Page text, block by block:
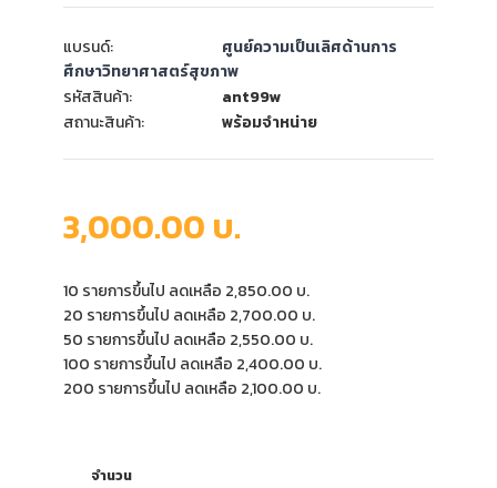
แบรนด์:
ศูนย์ความเป็นเลิศด้านการ
ศึกษาวิทยาศาสตร์สุขภาพ
รหัสสินค้า:
ant99w
สถานะสินค้า:
พร้อมจำหน่าย
3,000.00 บ.
10 รายการขึ้นไป ลดเหลือ 2,850.00 บ.
20 รายการขึ้นไป ลดเหลือ 2,700.00 บ.
50 รายการขึ้นไป ลดเหลือ 2,550.00 บ.
100 รายการขึ้นไป ลดเหลือ 2,400.00 บ.
200 รายการขึ้นไป ลดเหลือ 2,100.00 บ.
จำนวน